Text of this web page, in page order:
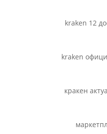
kraken 12
kraken
кракен